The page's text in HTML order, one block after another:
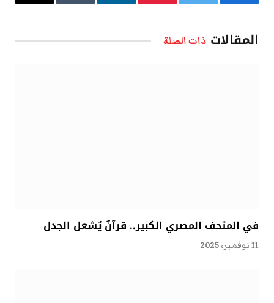
فيسبوك تويتر بينتيريستلينكدإن Tumblr
البريد
المقالات ذات الصلة
في المتحف المصري الكبير.. قرآنٌ يُشعل الجدل
11 نوفمبر، 2025